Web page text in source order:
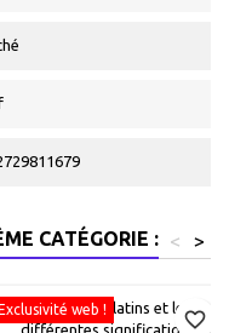
CATÉGORIE : >
<
web ! favorite_border